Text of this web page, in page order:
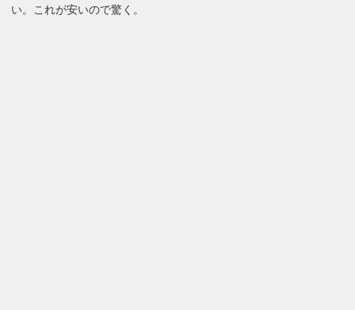
い。これが安いので驚く。